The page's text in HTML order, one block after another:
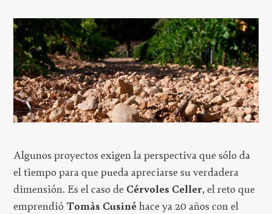
Algunos proyectos exigen la perspectiva que sólo da
el tiempo para que pueda apreciarse su verdadera
dimensión. Es el caso de Cérvoles Celler, el reto que
emprendió Tomàs Cusinéhace ya 20 años con el